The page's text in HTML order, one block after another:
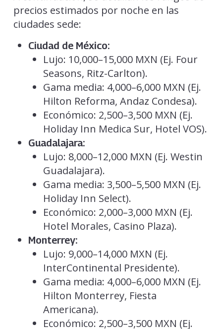
precios estimados por noche en las
ciudades sede:
Ciudad de México:
Lujo: 10,000–15,000 MXN (Ej. Four
Seasons, Ritz-Carlton).
Gama media: 4,000–6,000 MXN (Ej.
Hilton Reforma, Andaz Condesa).
Económico: 2,500–3,500 MXN (Ej.
Holiday Inn Medica Sur, Hotel VOS).
Guadalajara:
Lujo: 8,000–12,000 MXN (Ej. Westin
Guadalajara).
Gama media: 3,500–5,500 MXN (Ej.
Holiday Inn Select).
Económico: 2,000–3,000 MXN (Ej.
Hotel Morales, Casino Plaza).
Monterrey:
Lujo: 9,000–14,000 MXN (Ej.
InterContinental Presidente).
Gama media: 4,000–6,000 MXN (Ej.
Hilton Monterrey, Fiesta
Americana).
Económico: 2,500–3,500 MXN (Ej.